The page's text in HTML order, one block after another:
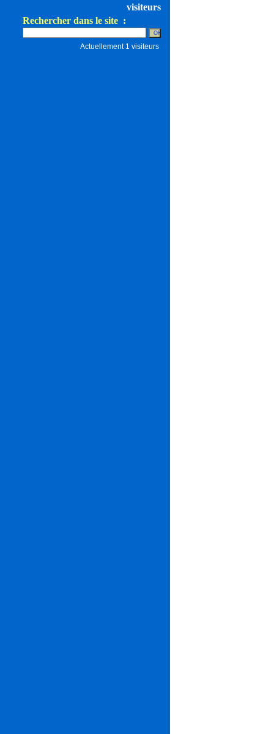
visiteurs
Rechercher dans le site :
Actuellement 1 visiteurs